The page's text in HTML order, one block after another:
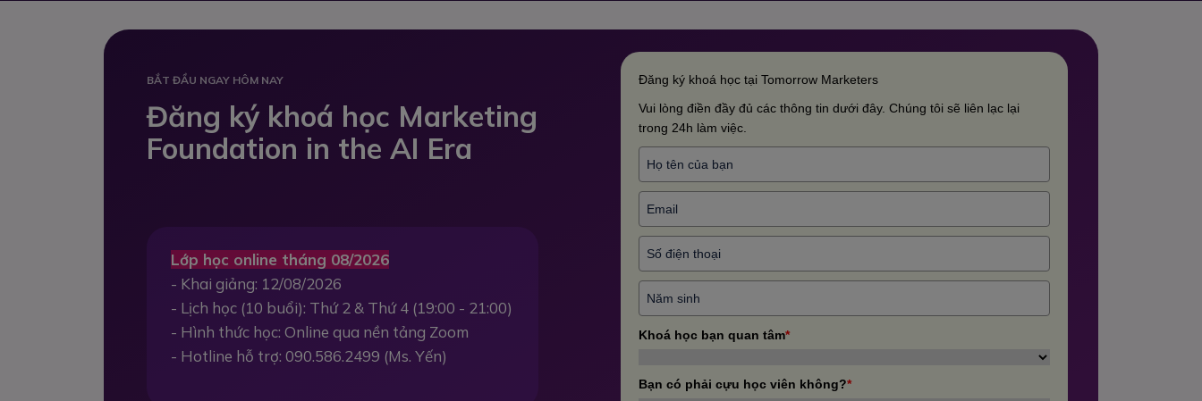
BẮT ĐẦU NGAY HÔM NAY
Đăng ký khoá học Marketing
Foundation in the AI Era
Đăng ký khoá học tại Tomorrow Marketers
Vui lòng điền đầy đủ các thông tin dưới đây. Chúng tôi sẽ liên lạc lại
trong 24h làm việc.
Khoá học bạn quan tâm*
Bạn có phải cựu học viên không?*
Lớp học online tháng 08/2026
- Khai giảng: 12/08/2026
- Lịch học (10 buổi): Thứ 2 & Thứ 4 (19:00 - 21:00)
- Hình thức học: Online qua nền tảng Zoom
- Hotline hỗ trợ: 090.586.2499 (Ms. Yến)